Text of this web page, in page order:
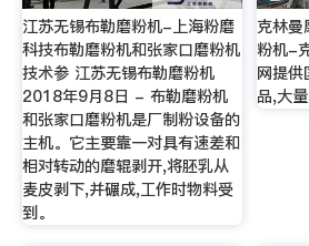
江苏无锡布勒磨粉机-上海粉磨
科技布勒磨粉机和张家口磨粉机
技术参 江苏无锡布勒磨粉机
2018年9月8日 - 布勒磨粉机
和张家口磨粉机是厂制粉设备的
主机。它主要靠一对具有速差和
相对转动的磨辊剥开,将胚乳从
麦皮剥下,并碾成,工作时物料受
到。
克林
粉机-
网提供
品,大